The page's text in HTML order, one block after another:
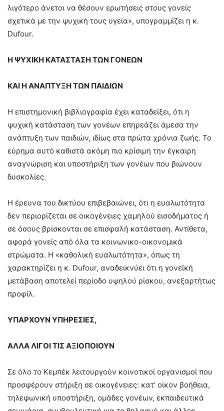
λιγότερο άνετοι να θέσουν ερωτήσεις στους γονείς
σχετικά με την ψυχική τους υγεία», υπογραμμίζει η κ.
Dufour.
Η ΨΥΧΙΚΗ ΚΑΤΑΣΤΑΣΗ ΤΩΝ ΓΟΝΕΩΝ
ΚΑΙ Η ΑΝΑΠΤΥΞΗ ΤΩΝ ΠΑΙΔΙΩΝ
Η επιστημονική βιβλιογραφία έχει καταδείξει, ότι η
ψυχική κατάσταση των γονέων επηρεάζει άμεσα την
ανάπτυξη των παιδιών, ιδίως στα πρώτα χρόνια ζωής. Το
εύρημα αυτό καθιστά ακόμη πιο κρίσιμη την έγκαιρη
αναγνώριση και υποστήριξη των γονέων που βιώνουν
δυσκολίες.
Η έρευνα του δικτύου επιβεβαιώνει, ότι η ευαλωτότητα
δεν περιορίζεται σε οικογένειες χαμηλού εισοδήματος ή
σε όσους βρίσκονται σε επισφαλή κατάσταση. Αντίθετα,
αφορά γονείς από όλα τα κοινωνικο-οικονομικά
στρώματα. Η «καθολική ευαλωτότητα», όπως τη
χαρακτηρίζει η κ. Dufour, αναδεικνύει ότι η γονεϊκή
μετάβαση αποτελεί περίοδο υψηλού ρίσκου, ανεξαρτήτως
προφίλ.
ΥΠΑΡΧΟΥΝ ΥΠΗΡΕΣΙΕΣ,
ΑΛΛΑ ΛΙΓΟΙ ΤΙΣ ΑΞΙΟΠΟΙΟΥΝ
Σε όλο το Κεμπέκ λειτουργούν κοινοτικοί οργανισμοί που
προσφέρουν στήριξη σε οικογένειες: κατ’ οίκον βοήθεια,
τηλεφωνική υποστήριξη, ομάδες γονέων, εκπαιδευτικά